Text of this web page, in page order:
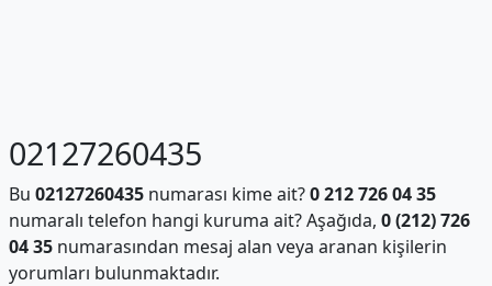
02127260435
Bu 02127260435numarası kime ait?0 212 726 04 35
numaralı telefon hangi kuruma ait? Aşağıda, 0 (212) 726
04 35numarasından mesaj alan veya aranan kişilerin
yorumları bulunmaktadır.